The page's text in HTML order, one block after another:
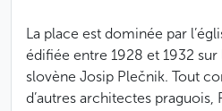
La place est dominée par
édifiée entre 1928 et 1932 sur
slovène Josip Plečnik. Tout
d’autres architectes